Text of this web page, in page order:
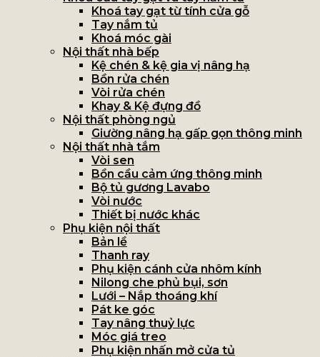
Khoá tay gạt từ tính cửa gỗ
Tay nắm tủ
Khoá móc gài
Nội thất nhà bếp
Kệ chén & kệ gia vị nâng hạ
Bồn rửa chén
Vòi rửa chén
Khay & Kệ đựng đồ
Nội thất phòng ngủ
Giường nâng hạ gấp gọn thông minh
Nội thất nhà tắm
Vòi sen
Bồn cầu cảm ứng thông minh
Bộ tủ gương Lavabo
Vòi nước
Thiết bị nước khác
Phụ kiện nội thất
Bản lề
Thanh ray
Phụ kiện cánh cửa nhôm kính
Nilong che phủ bụi, sơn
Lưới – Nắp thoáng khí
Pát ke góc
Tay nâng thuỷ lực
Móc giá treo
Phụ kiện nhấn mở cửa tủ